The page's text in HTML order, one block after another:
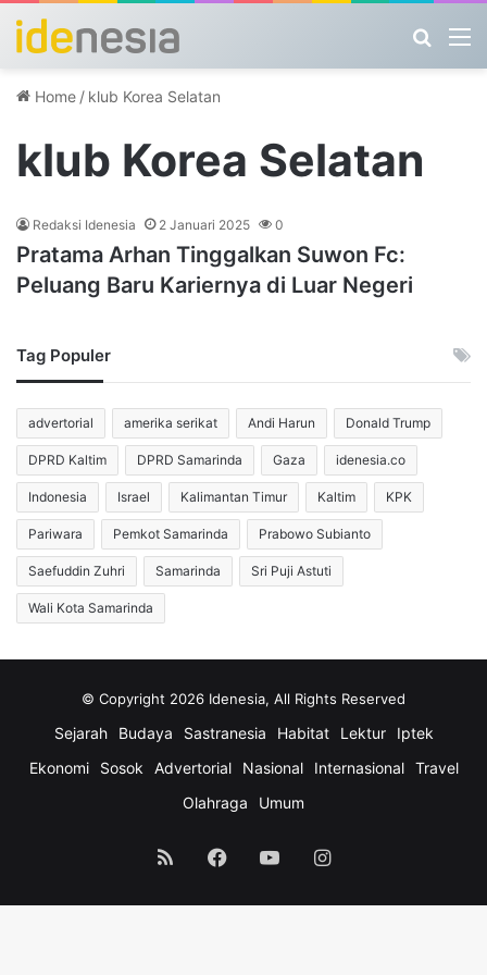
Home / klub Korea Selatan
klub Korea Selatan
Redaksi Idenesia 2 Januari 2025 0
Pratama Arhan Tinggalkan Suwon Fc:
Peluang Baru Kariernya di Luar Negeri
Tag Populer
advertorial amerika serikat Andi Harun Donald Trump
DPRD Kaltim DPRD Samarinda Gaza idenesia.co
Indonesia Israel Kalimantan Timur Kaltim KPK
Pariwara Pemkot Samarinda Prabowo Subianto
Saefuddin Zuhri Samarinda Sri Puji Astuti
Wali Kota Samarinda
© Copyright 2026 Idenesia, All Rights Reserved
Sejarah Budaya Sastranesia Habitat Lektur
Iptek
Ekonomi
Sosok Advertorial Nasional Internasional
Travel
Olahraga
Umum
RSS FacebookYouTubeInstagram